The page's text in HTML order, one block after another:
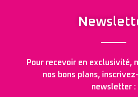
Pour recevoir en exclusivité,
nos bons plans,
newsletter :